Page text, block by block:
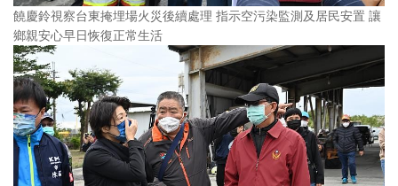
饒慶鈴視察台東掩埋場火災後續處理 指示空污染監測及居民安置 讓
鄉親安心早日恢復正常生活